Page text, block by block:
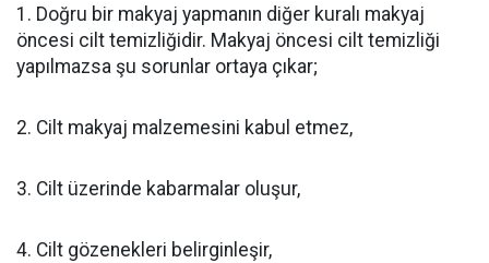
1. Doğru bir makyaj yapmanın diğer kuralı makyaj
öncesi cilt temizliğidir. Makyaj öncesi cilt temizliği
yapılmazsa şu sorunlar ortaya çıkar;
2. Cilt makyaj malzemesini kabul etmez,
3. Cilt üzerinde kabarmalar oluşur,
4. Cilt gözenekleri belirginleşir,